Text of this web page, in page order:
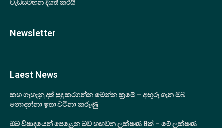
වැඩසටහන දියත් කරයි
Newsletter
Laest News
කහ ගැහැනු දත් සුදු කරගන්න මෙන්න ක්‍රමේ – අඟුරු ගැන ඔබ
නොදන්නා ඉතා වටිනා කරුණු
ඔබ විෂාදයෙන් පෙළෙන බව හඟවන ලක්ෂණ 8ක්‌ – මේ ලක්ෂණ